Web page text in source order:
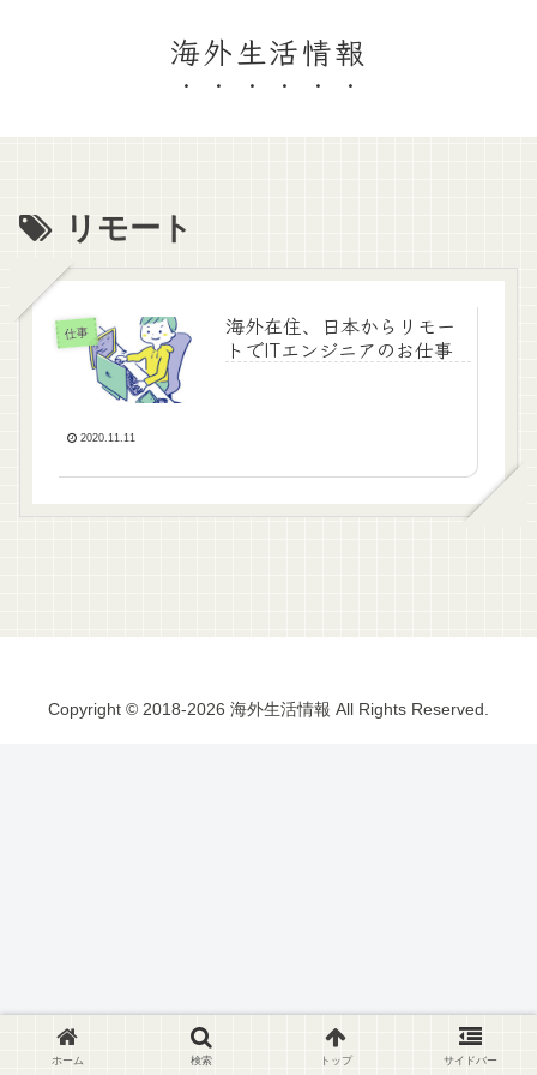
海外生活情報
リモート
仕事
海外在住、日本からリモー
トでITエンジニアのお仕事
2020.11.11
Copyright © 2018-2026 海外生活情報 All Rights Reserved.
ホーム 検索 トップ サイドバー